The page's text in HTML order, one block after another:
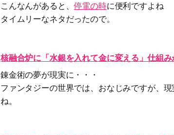
こんなんがあると、停電の時に便利ですよね
タイムリーなネタだったので。
核融合炉に「水銀を入れて金に変える」仕組
錬金術の夢が現実に・・・
ファンタジーの世界では、おなじみですが、
ね。